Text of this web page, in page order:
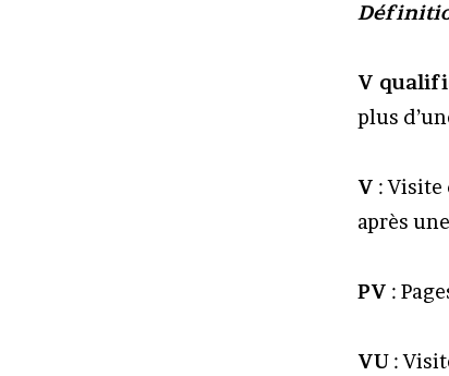
V
plus
V :
après
PV :
VU :